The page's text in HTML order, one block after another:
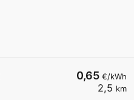
0,65 €/kWh
2,5 km